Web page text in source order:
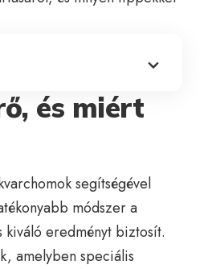
és miért
segítségével
módszer a
kiváló eredményt biztosít.
amelyben speciális